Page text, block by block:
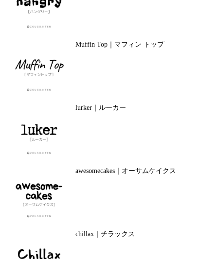
Muffin Top｜マフィン トップ
lurker｜ルーカー
awesomecakes｜オーサムケイクス
chillax｜チラックス